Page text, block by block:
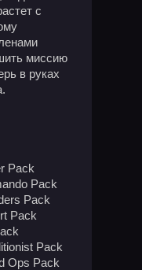
с
миссию
в руках
Pack
Pack
Pack
Pack
Pack
Ops Pack